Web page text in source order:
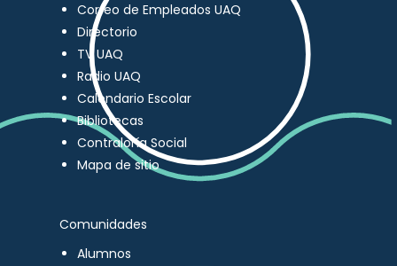
Correo de Empleados UAQ
Directorio
TV UAQ
Radio UAQ
Calendario Escolar
Bibliotecas
Contraloría Social
Mapa de sitio
Comunidades
Alumnos